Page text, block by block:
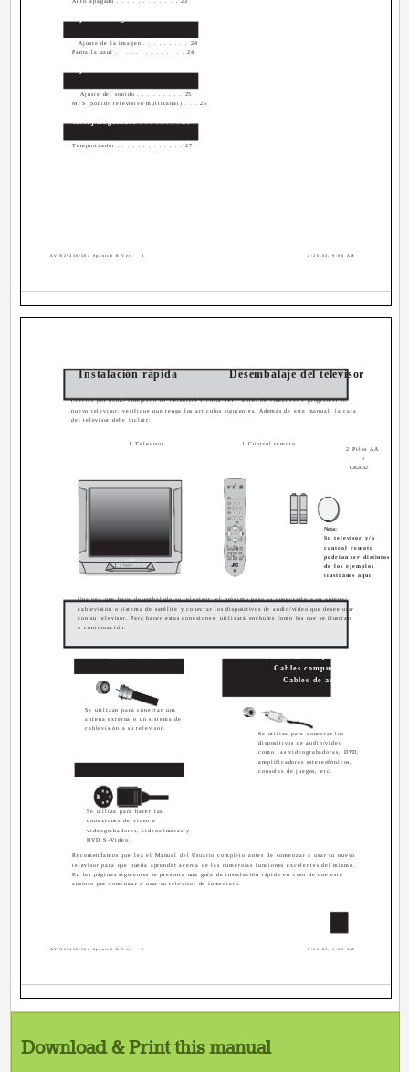
Ajuste de la imagen . . . . . . . . . 24
Pantalla azul . . . . . . . . . . . . . . 24
Ajuste del sonido . . . . . . . . . 25
MTS (Sonido televisivo multicanal) . . . 25
Temporizador . . . . . . . . . . . . . 27
AV-N29430\304 Spanish B Ver. 2/26/03, 9:06 AM
4
2 Pilas AA
o
CR2032
1 Televisor 1 Control remoto
Se utilizan para conectar una
antena externa o un sistema de
cablevisión a su televisor.
Se utiliza para hacer las
conexiones de video a
videograbadoras, videocámaras y
DVD S-Video.
Recomendamos que lea el Manual del Usuario completo antes de comenzar a usar su nuevo
televisor para que pueda aprender acerca de las numerosas funciones excelentes del mismo.
En las páginas siguientes se presenta una guía de instalación rápida en caso de que esté
ansioso por comenzar a usar su televisor de inmediato.
Nota:
Su televisor y/o
control remoto
podrían ser distintos
de los ejemplos
ilustrados aquí.
Instalación rápida Desembalaje del televisor
Gracias por haber comprado un Televisor a color JVC. Antes de comenzar a programar su
nuevo televisor, verifique que tenga los artículos siguientes. Además de este manual, la caja
del televisor debe incluir:
Una vez que haya desembalado su televisor, el próximo paso es conectarlo a su antena/
cablevisión o sistema de satélite y conectar los dispositivos de audio/vídeo que desee usar
con su televisor. Para hacer estas conexiones, utilizará enchufes como los que se ilustran
a continuación.
Se utiliza para conectar los
dispositivos de audio/vídeo
como las videograbadoras, DVD,
amplificadores estereofónicos,
consolas de juegos, etc.
Cables compuestos
Cables de audio
AV-N29430\304 Spanish B Ver. 2/26/03, 9:06 AM
5
Download & Print this manual